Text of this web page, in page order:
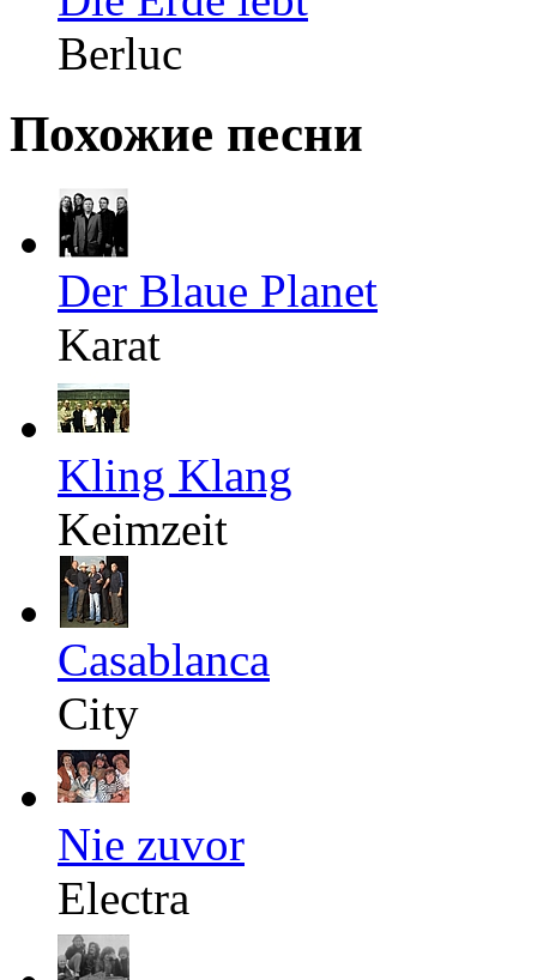
Berluc
Похожие песни
Der Blaue Planet
Karat
Kling Klang
Keimzeit
Casablanca
City
Nie zuvor
Electra